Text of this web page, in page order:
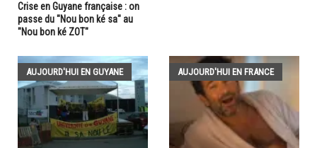
Crise en Guyane française : on
passe du "Nou bon ké sa" au
"Nou bon ké ZOT"
AUJOURD'HUI EN GUYANE AUJOURD'HUI EN FRANCE